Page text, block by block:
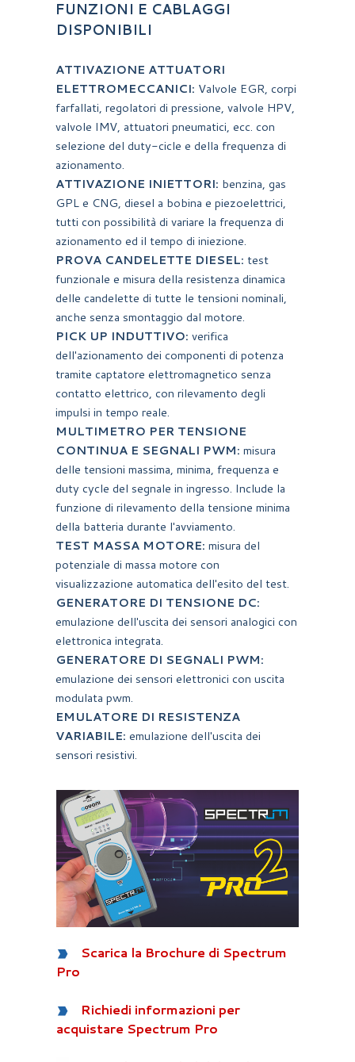
FUNZIONI E CABLAGGI
DISPONIBILI
ATTIVAZIONE ATTUATORI
ELETTROMECCANICI: Valvole EGR, corpi
farfallati, regolatori di pressione, valvole HPV,
valvole IMV, attuatori pneumatici, ecc. con
selezione del duty-cicle e della frequenza di
azionamento.
ATTIVAZIONE INIETTORI: benzina, gas
GPL e CNG, diesel a bobina e piezoelettrici,
tutti con possibilità di variare la frequenza di
azionamento ed il tempo di iniezione.
PROVA CANDELETTE DIESEL: test
funzionale e misura della resistenza dinamica
delle candelette di tutte le tensioni nominali,
anche senza smontaggio dal motore.
PICK UP INDUTTIVO: verifica
dell'azionamento dei componenti di potenza
tramite captatore elettromagnetico senza
contatto elettrico, con rilevamento degli
impulsi in tempo reale.
MULTIMETRO PER TENSIONE
CONTINUA E SEGNALI PWM: misura
delle tensioni massima, minima, frequenza e
duty cycle del segnale in ingresso. Include la
funzione di rilevamento della tensione minima
della batteria durante l'avviamento.
TEST MASSA MOTORE: misura del
potenziale di massa motore con
visualizzazione automatica dell'esito del test.
GENERATORE DI TENSIONE DC:
emulazione dell'uscita dei sensori analogici con
elettronica integrata.
GENERATORE DI SEGNALI PWM:
emulazione dei sensori elettronici con uscita
modulata pwm.
EMULATORE DI RESISTENZA
VARIABILE: emulazione dell'uscita dei
sensori resistivi.
Scarica la Brochure di Spectrum
Pro
Richiedi informazioni per
acquistare Spectrum Pro